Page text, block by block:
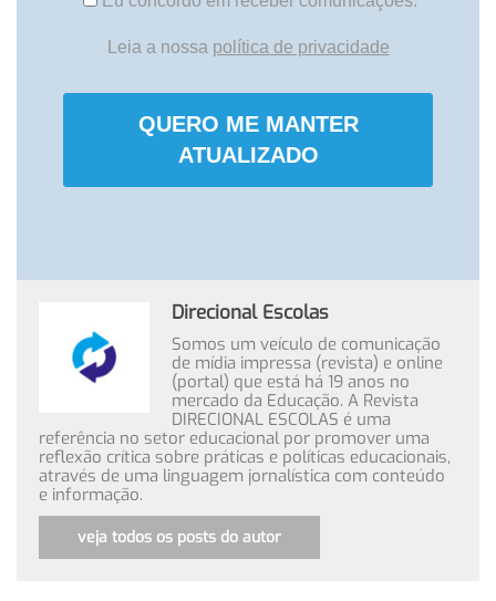
Leia a nossa política de privacidade
QUERO ME MANTER
ATUALIZADO
Direcional Escolas
Somos um veículo de comunicação
de mídia impressa (revista) e online
(portal) que está há 19 anos no
mercado da Educação. A Revista
DIRECIONAL ESCOLAS é uma
referência no setor educacional por promover uma
reflexão crítica sobre práticas e políticas educacionais,
através de uma linguagem jornalística com conteúdo
e informação.
veja todos os posts do autor